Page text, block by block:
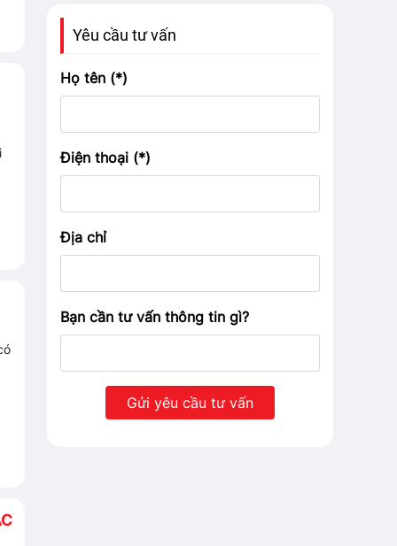
Yêu cầu tư vấn
Họ tên (*)
Điện thoại (*)
Địa chỉ
Bạn cần tư vấn thông tin gì?